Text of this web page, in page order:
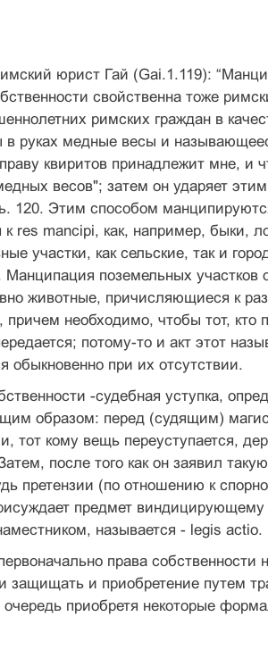
юрист Гай (Gai.1.119):
свойственна тоже
римских граждан в
руках медные весы и
квиритов принадлежит мне, и
весов"; затем он ударяет
120. Этим способом
к res mancipi, как, например,
участки, как сельские, так и
поземельных участков
животные, причисляющиеся к
необходимо, чтобы тот, кто
потому-то и акт этот
при их отсутствии.
-судебная уступка,
образом: перед (судящим)
тот кому вещь переуступается,
после того как он заявил
претензии (по отношению к
предмет
называется - legis actio.
права собственности
защищать и приобретение путем
приобретя некоторые